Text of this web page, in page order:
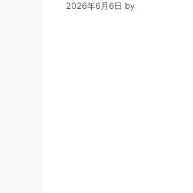
2026年6月6日 by